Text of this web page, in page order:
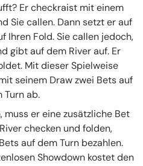
Er checkraist mit einem
Sie callen. Dann setzt er auf
Ihren Fold. Sie callen jedoch,
gibt auf dem River auf. Er
Mit dieser Spielweise
seinem Draw zwei Bets auf
Turn ab.
muss er eine zusätzliche Bet
checken und folden,
auf dem Turn bezahlen.
Showdown kostet den